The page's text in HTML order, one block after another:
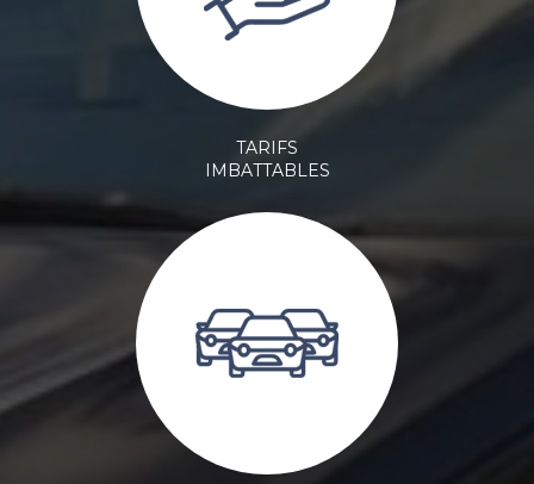
TARIFS
IMBATTABLES